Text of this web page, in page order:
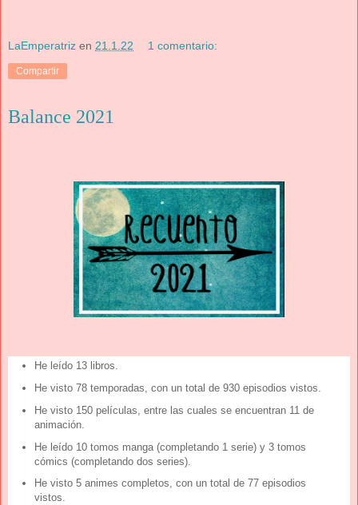
LaEmperatriz en 21.1.22 1 comentario:
Compartir
Balance 2021
He leído 13 libros.
He visto 78 temporadas, con un total de 930 episodios vistos.
He visto 150 películas, entre las cuales se encuentran 11 de
animación.
He leído 10 tomos manga (completando 1 serie) y 3 tomos
cómics (completando dos series).
He visto 5 animes completos, con un total de 77 episodios
vistos.